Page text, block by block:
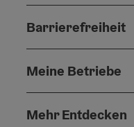
Barrierefreiheit
Meine Betriebe
Mehr Entdecken